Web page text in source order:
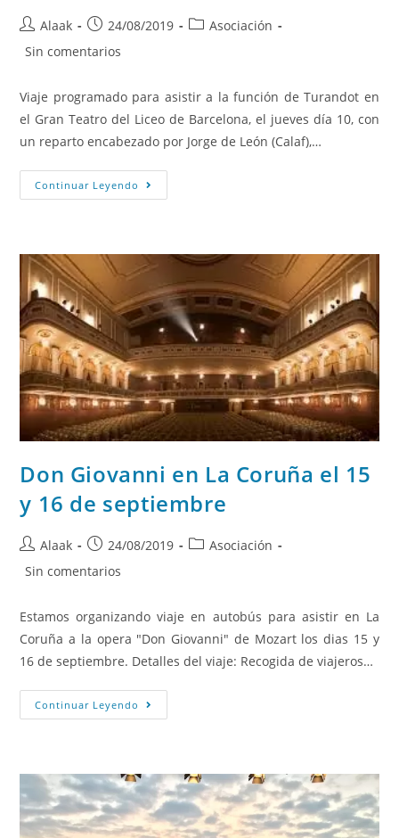
Alaak 24/08/2019
Asociación
Sin comentarios
Viaje programado para asistir a la función de Turandot en
el Gran Teatro del Liceo de Barcelona, el jueves día 10, con
un reparto encabezado por Jorge de León (Calaf),…
Continuar Leyendo
Don Giovanni en La Coruña el 15
y 16 de septiembre
Alaak 24/08/2019
Asociación
Sin comentarios
Estamos organizando viaje en autobús para asistir en La
Coruña a la opera "Don Giovanni" de Mozart los dias 15 y
16 de septiembre. Detalles del viaje: Recogida de viajeros…
Continuar Leyendo